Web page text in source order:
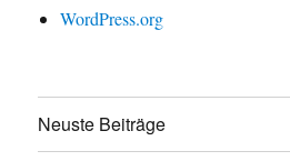
WordPress.org
Neuste Beiträge